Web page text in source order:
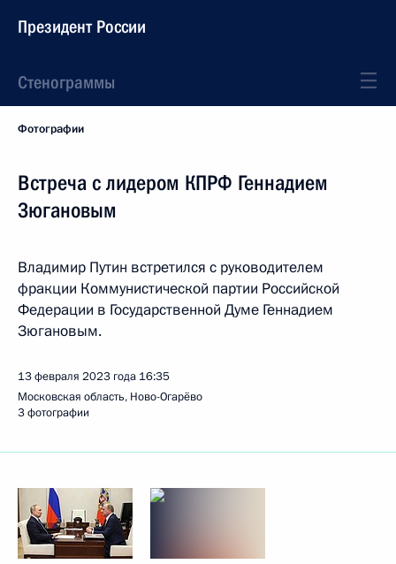
Президент России
Стенограммы
Фотографии
Встреча с лидером КПРФ Геннадием
Зюгановым
Владимир Путин встретился с руководителем
фракции Коммунистической партии Российской
Федерации в Государственной Думе Геннадием
Зюгановым.
13 февраля 2023 года 16:35
Московская область, Ново-Огарёво
3 фотографии